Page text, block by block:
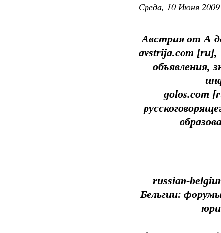
Среда, 10 Июня
Австрия от А
avstrija.com
объявления,
golos.com
russian-
Бельгии: